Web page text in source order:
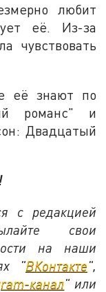
любит
её. Из-за
чувствовать
её знают по
романс" и
Двадцатый
с редакцией
свои
на наши
"ВКонтакте",
канал" или